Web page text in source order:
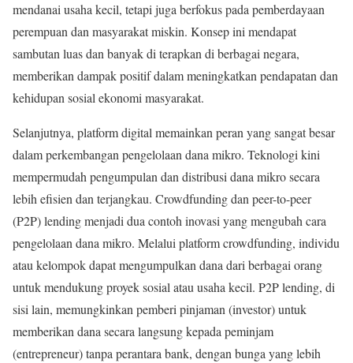
mendanai usaha kecil, tetapi juga berfokus pada pemberdayaan
perempuan dan masyarakat miskin. Konsep ini mendapat
sambutan luas dan banyak di terapkan di berbagai negara,
memberikan dampak positif dalam meningkatkan pendapatan dan
kehidupan sosial ekonomi masyarakat.
Selanjutnya, platform digital memainkan peran yang sangat besar
dalam perkembangan pengelolaan dana mikro. Teknologi kini
mempermudah pengumpulan dan distribusi dana mikro secara
lebih efisien dan terjangkau. Crowdfunding dan peer-to-peer
(P2P) lending menjadi dua contoh inovasi yang mengubah cara
pengelolaan dana mikro. Melalui platform crowdfunding, individu
atau kelompok dapat mengumpulkan dana dari berbagai orang
untuk mendukung proyek sosial atau usaha kecil. P2P lending, di
sisi lain, memungkinkan pemberi pinjaman (investor) untuk
memberikan dana secara langsung kepada peminjam
(entrepreneur) tanpa perantara bank, dengan bunga yang lebih